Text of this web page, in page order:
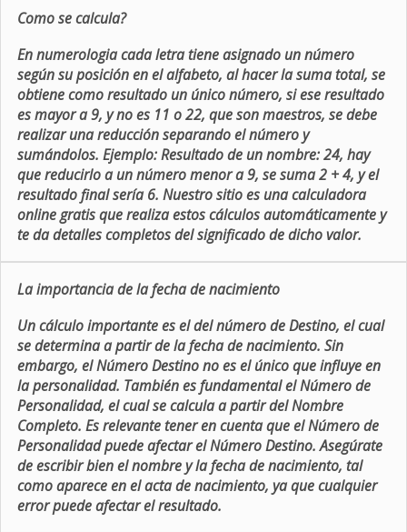
Como se calcula?
En numerologia cada letra tiene asignado un número
según su posición en el alfabeto, al hacer la suma total, se
obtiene como resultado un único número, si ese resultado
es mayor a 9, y no es 11 o 22, que son maestros, se debe
realizar una reducción separando el número y
sumándolos. Ejemplo: Resultado de un nombre: 24, hay
que reducirlo a un número menor a 9, se suma 2 + 4, y el
resultado final sería 6. Nuestro sitio es una calculadora
online gratis que realiza estos cálculos automáticamente y
te da detalles completos del significado de dicho valor.
La importancia de la fecha de nacimiento
Un cálculo importante es el del número de Destino, el cual
se determina a partir de la fecha de nacimiento. Sin
embargo, el Número Destino no es el único que influye en
la personalidad. También es fundamental el Número de
Personalidad, el cual se calcula a partir del Nombre
Completo. Es relevante tener en cuenta que el Número de
Personalidad puede afectar el Número Destino. Asegúrate
de escribir bien el nombre y la fecha de nacimiento, tal
como aparece en el acta de nacimiento, ya que cualquier
error puede afectar el resultado.